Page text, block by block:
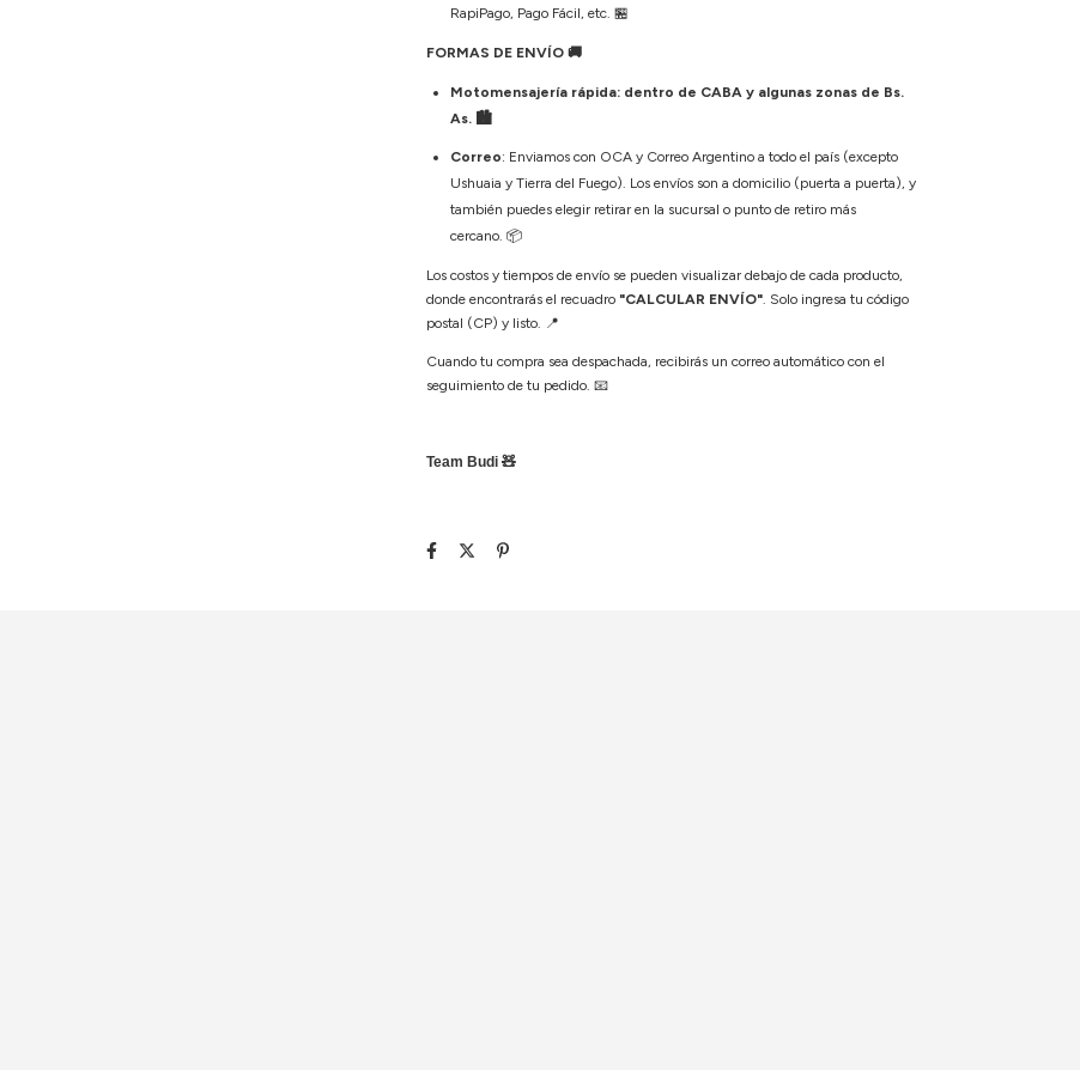
RapiPago, Pago Fácil, etc. 🏪
FORMAS DE ENVÍO 🚚
Motomensajería rápida: dentro de CABA y algunas zonas de Bs.
As. 🏙️
Correo: Enviamos con OCA y Correo Argentino a todo el país (excepto
Ushuaia y Tierra del Fuego). Los envíos son a domicilio (puerta a puerta), y
también puedes elegir retirar en la sucursal o punto de retiro más
cercano. 📦
Los costos y tiempos de envío se pueden visualizar debajo de cada producto,
donde encontrarás el recuadro "CALCULAR ENVÍO" . Solo ingresa tu código
postal (CP) y listo.
📍
Cuando tu compra sea despachada, recibirás un correo automático con el
seguimiento de tu pedido. 📧
Team Budi 🧸